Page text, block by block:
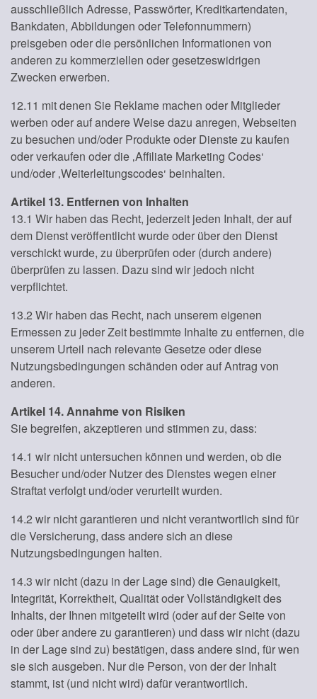
ausschließlich Adresse, Passwörter, Kreditkartendaten,
Bankdaten, Abbildungen oder Telefonnummern)
preisgeben oder die persönlichen Informationen von
anderen zu kommerziellen oder gesetzeswidrigen
Zwecken erwerben.
12.11 mit denen Sie Reklame machen oder Mitglieder
werben oder auf andere Weise dazu anregen, Webseiten
zu besuchen und/oder Produkte oder Dienste zu kaufen
oder verkaufen oder die ‚Affiliate Marketing Codes‘
und/oder ‚Weiterleitungscodes‘ beinhalten.
Artikel 13. Entfernen von Inhalten
13.1 Wir haben das Recht, jederzeit jeden Inhalt, der auf
dem Dienst veröffentlicht wurde oder über den Dienst
verschickt wurde, zu überprüfen oder (durch andere)
überprüfen zu lassen. Dazu sind wir jedoch nicht
verpflichtet.
13.2 Wir haben das Recht, nach unserem eigenen
Ermessen zu jeder Zeit bestimmte Inhalte zu entfernen, die
unserem Urteil nach relevante Gesetze oder diese
Nutzungsbedingungen schänden oder auf Antrag von
anderen.
Artikel 14. Annahme von Risiken
Sie begreifen, akzeptieren und stimmen zu, dass:
14.1 wir nicht untersuchen können und werden, ob die
Besucher und/oder Nutzer des Dienstes wegen einer
Straftat verfolgt und/oder verurteilt wurden.
14.2 wir nicht garantieren und nicht verantwortlich sind für
die Versicherung, dass andere sich an diese
Nutzungsbedingungen halten.
14.3 wir nicht (dazu in der Lage sind) die Genauigkeit,
Integrität, Korrektheit, Qualität oder Vollständigkeit des
Inhalts, der Ihnen mitgeteilt wird (oder auf der Seite von
oder über andere zu garantieren) und dass wir nicht (dazu
in der Lage sind zu) bestätigen, dass andere sind, für wen
sie sich ausgeben. Nur die Person, von der der Inhalt
stammt, ist (und nicht wird) dafür verantwortlich.